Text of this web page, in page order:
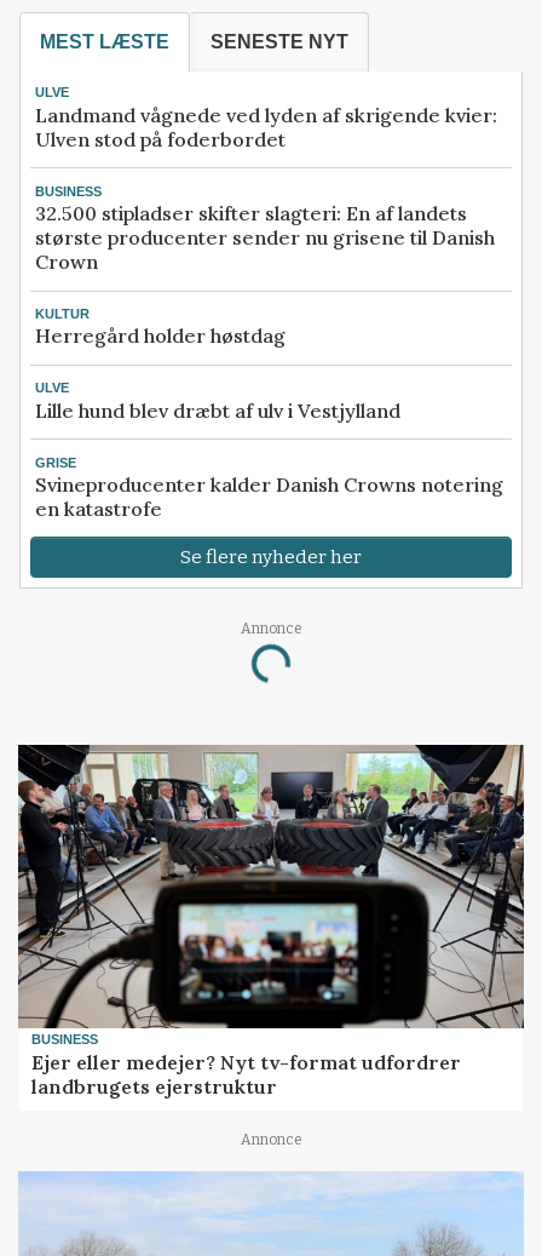
MEST LÆSTE SENESTE NYT
ULVE
Landmand vågnede ved lyden af skrigende kvier:
Ulven stod på foderbordet
BUSINESS
32.500 stipladser skifter slagteri: En af landets
største producenter sender nu grisene til Danish
Crown
KULTUR
Herregård holder høstdag
ULVE
Lille hund blev dræbt af ulv i Vestjylland
GRISE
Svineproducenter kalder Danish Crowns notering
en katastrofe
Se flere nyheder her
Annonce
Loading...
BUSINESS
Ejer eller medejer? Nyt tv-format udfordrer
landbrugets ejerstruktur
Annonce